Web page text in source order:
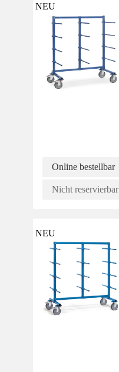
NEU
Online bestellbar
Nicht reservierbar
NEU